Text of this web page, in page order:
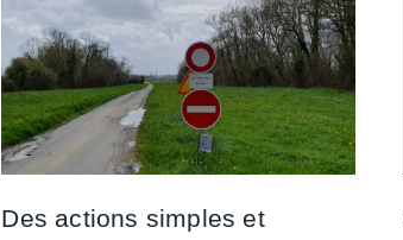
Des actions simples et